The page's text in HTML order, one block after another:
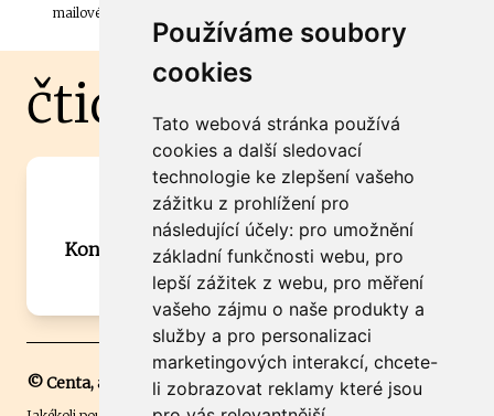
Používáme soubory
cookies
Tato webová stránka používá
cookies a další sledovací
technologie ke zlepšení vašeho
zážitku z prohlížení pro
následující účely: pro umožnění
základní funkčnosti webu, pro
lepší zážitek z webu, pro měření
vašeho zájmu o naše produkty a
služby a pro personalizaci
marketingových interakcí, chcete-
li zobrazovat reklamy které jsou
mailové schránky.
čtidoma.cz
Máte zajímavou informaci? Chcete
spolupracovat?
Kontaktujte šéfredaktora Martina Chalupu:
chalupa@ctidoma.cz
© Centa, a.s.